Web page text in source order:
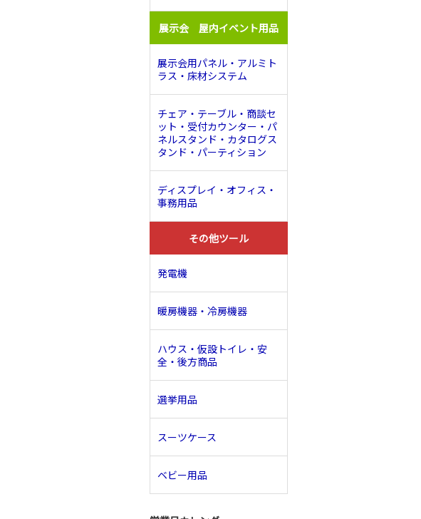
展示会 屋内イベント用品
展示会用パネル・アルミト
ラス・床材システム
チェア・テーブル・商談セ
ット・受付カウンター・パ
ネルスタンド・カタログス
タンド・パーティション
ディスプレイ・オフィス・
事務用品
その他ツール
発電機
暖房機器・冷房機器
ハウス・仮設トイレ・安
全・後方商品
選挙用品
スーツケース
ベビー用品